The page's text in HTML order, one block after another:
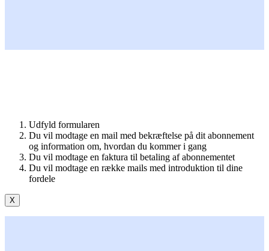
Udfyld formularen
Du vil modtage en mail med bekræftelse på dit abonnement
og information om, hvordan du kommer i gang
Du vil modtage en faktura til betaling af abonnementet
Du vil modtage en række mails med introduktion til dine
fordele
X